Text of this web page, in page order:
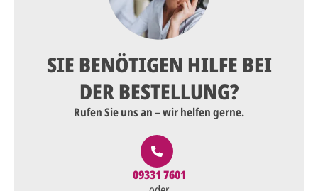
SIE BENÖTIGEN HILFE BEI
DER BESTELLUNG?
Rufen Sie uns an – wir helfen gerne.
09331 7601